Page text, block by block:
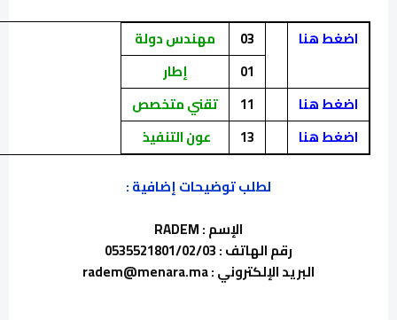
اضغط هنا 03
مهندس دولة
01
إطار
اضغط هنا
11
تقني متخصص
اضغط هنا
13
عون التنفيذ
لطلب توضيحات إضافية :
الإسم : RADEM
رقم الهاتف : 0535521801/02/03
البريد الإلكتروني : radem@menara.ma